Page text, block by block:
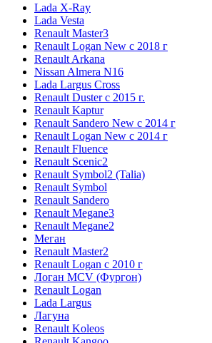
Lada X-Ray
Lada Vesta
Renault Master3
Renault Logan New с 2018 г
Renault Arkana
Nissan Almera N16
Lada Largus Cross
Renault Duster с 2015 г.
Renault Kaptur
Renault Sandero New с 2014 г
Renault Logan New с 2014 г
Renault Fluence
Renault Scenic2
Renault Symbol2 (Talia)
Renault Symbol
Renault Sandero
Renault Megane3
Renault Megane2
Меган
Renault Master2
Renault Logan c 2010 г
Логан МСV (Фургон)
Renault Logan
Lada Largus
Лагуна
Renault Koleos